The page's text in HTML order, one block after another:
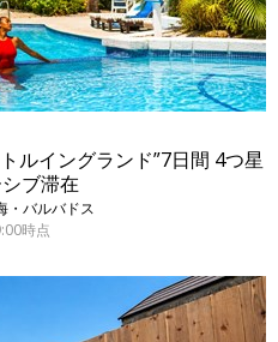
ルイングランド”7日間 4つ星
ブ滞在
・バルバドス
時点